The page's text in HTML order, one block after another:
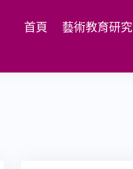
首頁 藝術教育研究